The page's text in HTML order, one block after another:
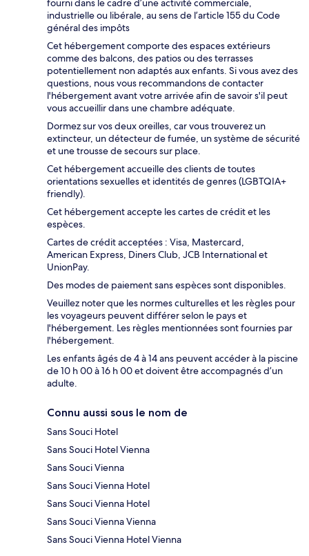
fourni dans le cadre d’une activité commerciale,
industrielle ou libérale, au sens de l’article 155 du Code
général des impôts
Cet hébergement comporte des espaces extérieurs
comme des balcons, des patios ou des terrasses
potentiellement non adaptés aux enfants. Si vous avez des
questions, nous vous recommandons de contacter
l'hébergement avant votre arrivée afin de savoir s'il peut
vous accueillir dans une chambre adéquate.
Dormez sur vos deux oreilles, car vous trouverez un
extincteur, un détecteur de fumée, un système de sécurité
et une trousse de secours sur place.
Cet hébergement accueille des clients de toutes
orientations sexuelles et identités de genres (LGBTQIA+
friendly).
Cet hébergement accepte les cartes de crédit et les
espèces.
Cartes de crédit acceptées : Visa, Mastercard,
American Express, Diners Club, JCB International et
UnionPay.
Des modes de paiement sans espèces sont disponibles.
Veuillez noter que les normes culturelles et les règles pour
les voyageurs peuvent différer selon le pays et
l'hébergement. Les règles mentionnées sont fournies par
l'hébergement.
Les enfants âgés de 4 à 14 ans peuvent accéder à la piscine
de 10 h 00 à 16 h 00 et doivent être accompagnés d’un
adulte.
Connu aussi sous le nom de
Sans Souci Hotel
Sans Souci Hotel Vienna
Sans Souci Vienna
Sans Souci Vienna Hotel
Sans Souci Vienna Hotel
Sans Souci Vienna Vienna
Sans Souci Vienna Hotel Vienna